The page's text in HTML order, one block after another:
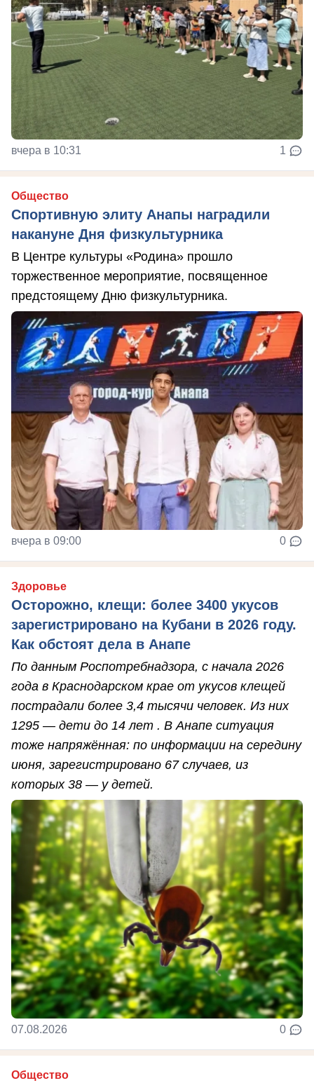
вчера в 10:31 1
Общество
Спортивную элиту Анапы наградили
накануне Дня физкультурника
В Центре культуры «Родина» прошло
торжественное мероприятие, посвященное
предстоящему Дню физкультурника.
вчера в 09:00 0
Здоровье
Осторожно, клещи: более 3400 укусов
зарегистрировано на Кубани в 2026 году.
Как обстоят дела в Анапе
По данным Роспотребнадзора, с начала 2026
года в Краснодарском крае от укусов клещей
пострадали более 3,4 тысячи человек. Из них
1295 — дети до 14 лет . В Анапе ситуация
тоже напряжённая: по информации на середину
июня, зарегистрировано 67 случаев, из
которых 38 — у детей.
07.08.2026 0
Общество